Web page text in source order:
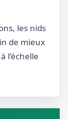
les nids
de mieux
l’échelle